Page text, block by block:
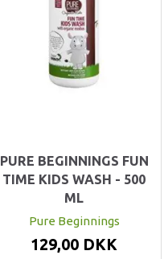
PURE BEGINNINGS FUN
TIME KIDS WASH - 500
ML
Pure Beginnings
129,00 DKK